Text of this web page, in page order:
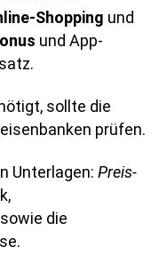
Shopping und
und App-
sollte die
prüfen.
Unterlagen: Preis-
die